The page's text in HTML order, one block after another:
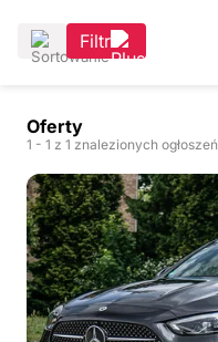
Filtr
Oferty
1 - 1 z 1 znalezionych ogłoszeń